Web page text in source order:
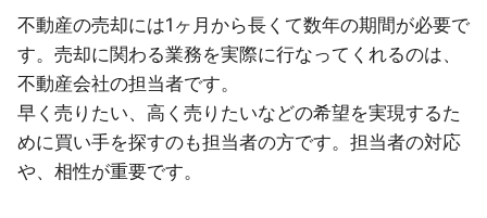
不動産の売却には1ヶ月から長くて数年の期間が必要で
す。売却に関わる業務を実際に行なってくれるのは、
不動産会社の担当者です。
早く売りたい、高く売りたいなどの希望を実現するた
めに買い手を探すのも担当者の方です。担当者の対応
や、相性が重要です。